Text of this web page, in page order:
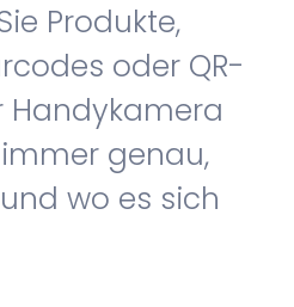
Produkte,
oder QR-
Handykamera
genau,
wo es sich